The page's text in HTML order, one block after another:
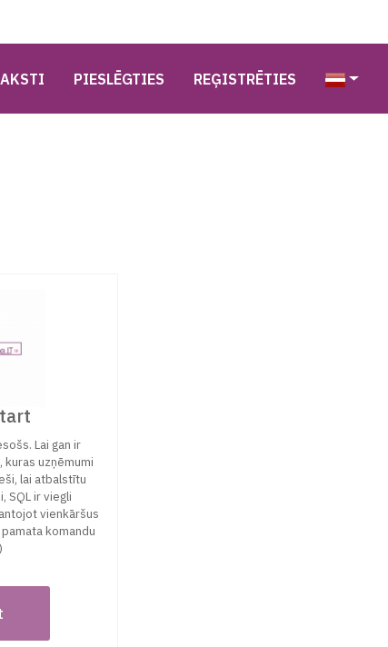
PIESLĒGTIES REĢISTRĒTIES
Lai gan ir
kuras uzņēmumi
lai atbalstītu
SQL ir viegli
vienkāršus
komandu